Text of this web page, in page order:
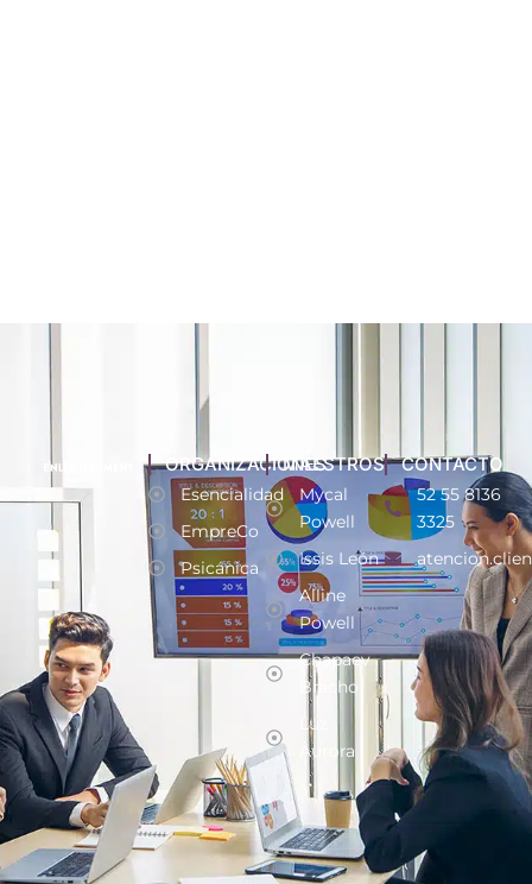
ORGANIZACIONES
Esencialidad
EmpreCo
Psicánica
MAESTROS
Mycal
Powell
Issis León
Alline
Powell
Chapaev
Bracho
Luz
Aurora
CONTACTO
52 55 8136
3325